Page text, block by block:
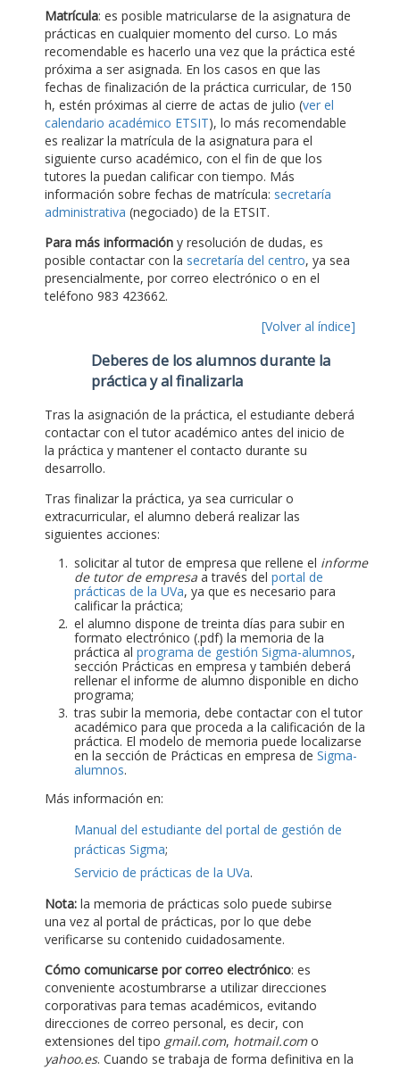
Matrícula: es posible matricularse de la asignatura de
prácticas en cualquier momento del curso. Lo más
recomendable es hacerlo una vez que la práctica esté
próxima a ser asignada. En los casos en que las
fechas de finalización de la práctica curricular, de 150
h, estén próximas al cierre de actas de julio (ver el
calendario académico ETSIT), lo más recomendable
es realizar la matrícula de la asignatura para el
siguiente curso académico, con el fin de que los
tutores la puedan calificar con tiempo. Más
información sobre fechas de matrícula: secretaría
administrativa (negociado) de la ETSIT.
Para más información y resolución de dudas, es
posible contactar con la secretaría del centro, ya sea
presencialmente, por correo electrónico o en el
teléfono 983 423662.
[Volver al índice]
Deberes de los alumnos durante la
práctica y al finalizarla
Tras la asignación de la práctica, el estudiante deberá
contactar con el tutor académico antes del inicio de
la práctica y mantener el contacto durante su
desarrollo.
Tras finalizar la práctica, ya sea curricular o
extracurricular, el alumno deberá realizar las
siguientes acciones:
solicitar al tutor de empresa que rellene el informe
de tutor de empresa a través del portal de
prácticas de la UVa, ya que es necesario para
calificar la práctica;
el alumno dispone de treinta días para subir en
formato electrónico (.pdf) la memoria de la
práctica al programa de gestión Sigma-alumnos,
sección Prácticas en empresa y también deberá
rellenar el informe de alumno disponible en dicho
programa;
tras subir la memoria, debe contactar con el tutor
académico para que proceda a la calificación de la
práctica. El modelo de memoria puede localizarse
en la sección de Prácticas en empresa de Sigma-
alumnos.
Más información en:
Manual del estudiante del portal de gestión de
prácticas Sigma;
Servicio de prácticas de la UVa.
Nota: la memoria de prácticas solo puede subirse
una vez al portal de prácticas, por lo que debe
verificarse su contenido cuidadosamente.
Cómo comunicarse por correo electrónico: es
conveniente acostumbrarse a utilizar direcciones
corporativas para temas académicos, evitando
direcciones de correo personal, es decir, con
extensiones del tipo gmail.com, hotmail.como
yahoo.es. Cuando se trabaja de forma definitiva en la